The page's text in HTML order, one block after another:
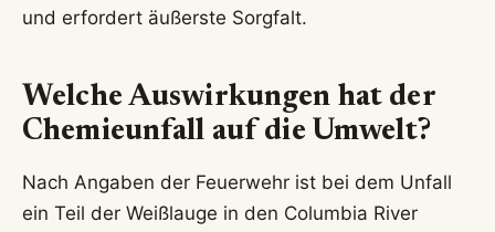
und erfordert äußerste Sorgfalt.
Welche Auswirkungen hat der
Chemieunfall auf die Umwelt?
Nach Angaben der Feuerwehr ist bei dem Unfall
ein Teil der Weißlauge in den Columbia River